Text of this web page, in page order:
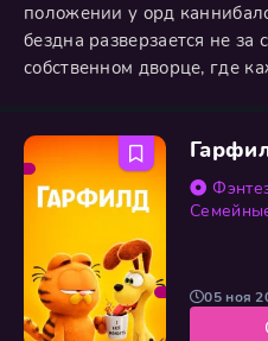
положении у орд
бездна разверзается не за
собственном дворце, где
варварка Ступендиус,
Гиппокамп и
они ведут подковёрную
05 ноя